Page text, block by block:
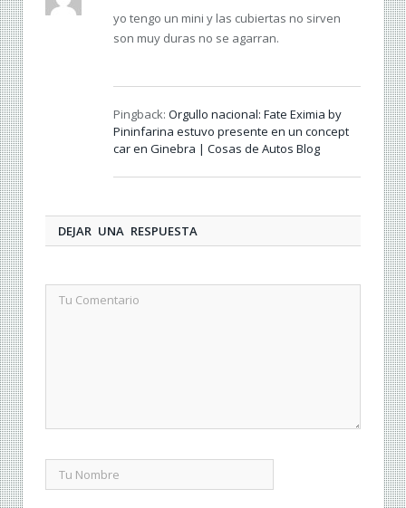
yo tengo un mini y las cubiertas no sirven
son muy duras no se agarran.
Pingback: Orgullo nacional: Fate Eximia by
Pininfarina estuvo presente en un concept
car en Ginebra | Cosas de Autos Blog
DEJAR UNA RESPUESTA